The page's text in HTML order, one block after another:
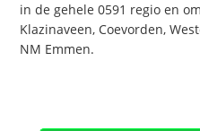
in de gehele 0591 regio en
Klazinaveen, Coevorden,
NM Emmen.